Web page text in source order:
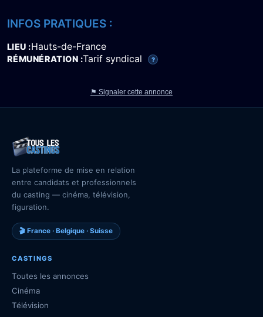
INFOS PRATIQUES :
LIEU Hauts-de-France
RÉMUNÉRATION Tarif syndical ?
⚑ Signaler cette annonce
La plateforme de mise en relation
entre candidats et professionnels
du casting — cinéma, télévision,
figuration.
🎬 France · Belgique · Suisse
CASTINGS
Toutes les annonces
Cinéma
Télévision